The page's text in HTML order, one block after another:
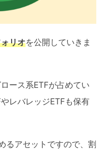
リオを公開していきま
ース系ETFが占めてい
レバレッジETFも保有
るアセットですので、割